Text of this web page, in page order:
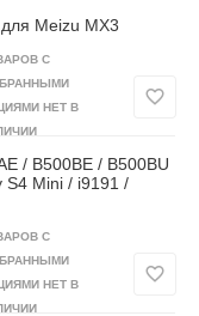
Meizu MX3
С
НЕТ В
/ B500BE / B500BU
S4 Mini / i9191 /
С
НЕТ В